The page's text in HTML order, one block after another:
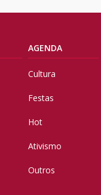
AGENDA
Cultura
Festas
Hot
Ativismo
Outros